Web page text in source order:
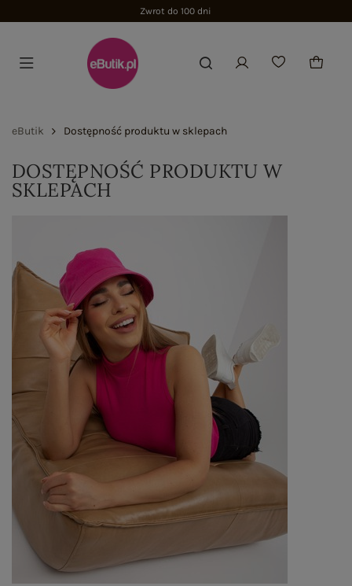
Zwrot do 100 dni
eButik Dostępność produktu w sklepach
DOSTĘPNOŚĆ PRODUKTU W
SKLEPACH